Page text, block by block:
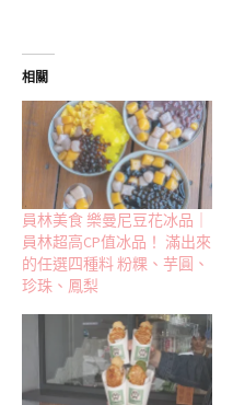
相關
員林美食 樂曼尼豆花冰品｜
員林超高CP值冰品！ 滿出來
的任選四種料 粉粿、芋圓、
珍珠、鳳梨